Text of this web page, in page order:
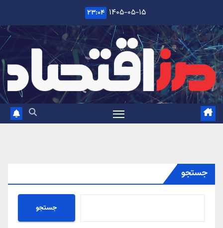
content
۱۴۰۵-۰۵-۱۵ ۲۳:۰۴
جستجو
جستجو